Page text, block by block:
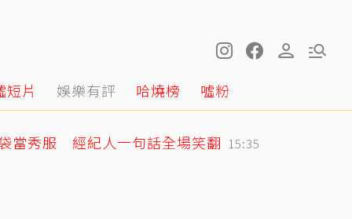
短片 娛樂有評 哈燒榜 噓粉
當秀服 經紀人一句話全場笑翻 15:35